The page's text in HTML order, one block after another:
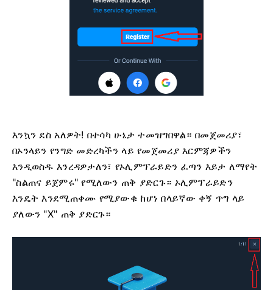
እንኳን ደስ አለዎት! በተሳካ ሁኔታ ተመዝግበዋል። በመጀመሪያ፣
በኦንላይን የንግድ መድረካችን ላይ የመጀመሪያ እርምጃዎችን
እንዲወስዱ እንረዳዎታለን፣ የኦሊምፕራይድን ፈጣን እይታ ለማየት
"ስልጠና ይጀምሩ" የሚለውን ጠቅ ያድርጉ። ኦሊምፕራይድን
እንዴት እንደሚጠቀሙ የሚያውቁ ከሆነ በላይኛው ቀኝ ጥግ ላይ
ያለውን "X" ጠቅ ያድርጉ።